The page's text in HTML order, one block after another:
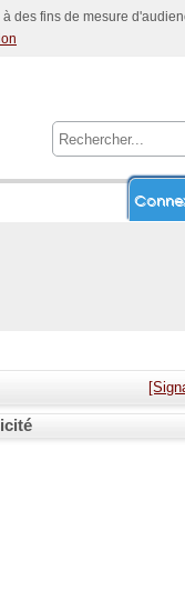
des fins de mesure